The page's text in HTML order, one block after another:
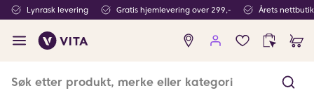
Lynrask levering Gratis hjemlevering over 299,- Årets
Ingen
produkter